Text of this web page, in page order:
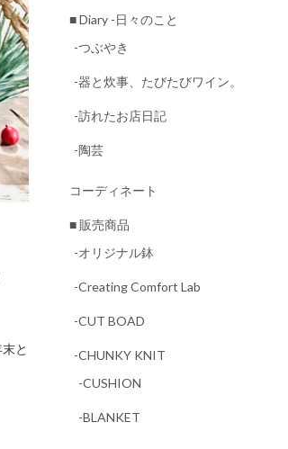
■ Diary -日々のこと
-つぶやき
-器と炊事、たびたびワイン。
-訪れたお店日記
-陶芸
コーディネート
■ 販売商品
-オリジナル鉢
-Creating Comfort Lab
-CUT BOAD
-CHUNKY KNIT
-CUSHION
-BLANKET